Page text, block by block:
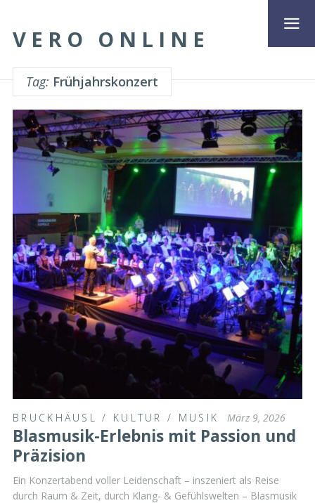
VERO ONLINE
Tag: Frühjahrskonzert
BRUCKHÄUSL / KULTUR / MUSIK März 9, 2026
Blasmusik-Erlebnis mit Passion und
Präzision
Ein Konzertabend voller Leidenschaft – inszeniert als Reise
durch Raum & Zeit, durch Klang- & Gefühlswelten – Blasmusik